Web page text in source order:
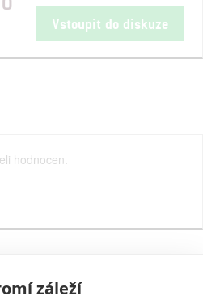
Vstoupit do diskuze
hodnocen.
záleží